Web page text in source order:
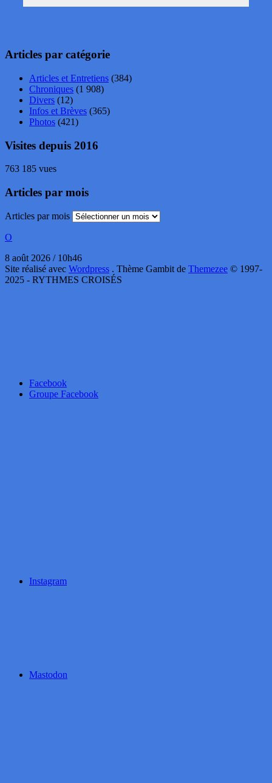
Articles par catégorie
Articles et Entretiens (384)
Chroniques (1 908)
Divers (12)
Infos et Brèves (365)
Photos (421)
Visites depuis 2016
763 185 vues
Articles par mois
Articles par mois
O
8 août 2026 / 10h46
Site réalisé avec Wordpress . Thème Gambit de Themezee © 1997-
2025 - RYTHMES CROISÉS
Facebook
Groupe Facebook
Instagram
Mastodon